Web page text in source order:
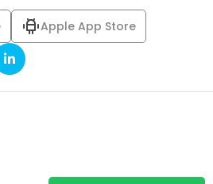
Apple App Store